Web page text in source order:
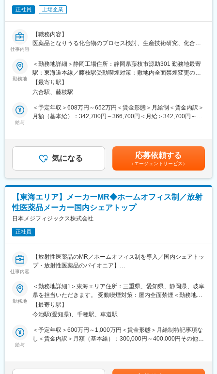
正社員 上場企業
仕事内容
【職務内容】
医薬品となりうる化合物のプロセス検討、生産技術研究、化合物
社・委託）対応、申請書作成及び市販後製品への対応をいただき
ます。
【職務内容詳細】
■化合物の合成
■合成法の立案、合成法検討（スケールアップ検討）
■技術検討計画書、報告書の作成など
・技術検討計画書、報告書の作成など
＜このような活躍ができる方を期待します＞
・医薬品候補化合物のプロセス検討・生産技術検討に向け、努
常に納期を意識して取り組める方
・社内外の関係者に対し、積極的にコミュニケーションを取れ
る方＜このような方を歓迎致します＞
・テーマリーダー（原薬部分）として研究・開発を進められた
経験がある方
・活発な対話・議論を通じて、職場を盛り上げてくださる方
・新規技術の導入や他社との連携を積極的に実施する方
【戦略・ビジョン】
最先端の製品で、『最優』の成果をつくる。世界に存在感を示す
カ・カナダにおいて共同開発された日本初外用爪白癬治療剤「ク
レナフィン」を、現在はアジアを中心に海外展開しています。
勤務地
＜勤務地詳細＞静岡工場住所：静岡県藤枝市源助301 勤務地最寄
駅：東海道本線／藤枝駅受動喫煙対策：敷地内全面禁煙変更の範
囲：会社の定める事業所
【最寄り駅】
六合駅、藤枝駅
給与
＜予定年収＞608万円～652万円＜賃金形態＞月給制＜賃金内訳＞
月額（基本給）：342,700円～366,700円＜月給＞342,700円～
実績：6ヶ月分） 賃金はあくまでも目安の金額であり、選考を通
じて上下する可能性があります。月給(月額)は固定手当を含めた表
記です。
気になる 応募依頼する
（エージェントサービス）
【東海エリア】メーカーMR◆ホームオフィス制／放射
性医薬品メーカー国内シェアトップ
日本メジフィジックス株式会社
正社員
仕事内容
【放射性医薬品のMR／ホームオフィス制を導入／国内シェアトッ
プ・放射性医薬品のパイオニア】
【はじめに】
今回は、放射性医薬品（診断薬）のMRを募集します。SPECT検
査やPET検査を中心とした核医学と呼ばれる画像診断に関わる
「放射性医薬品」の情報提供を行います。
【魅力ポイント】
■やりがい：
勤務地
＜勤務地詳細1＞東海エリア住所：三重県、愛知県、静岡県、岐阜
県を担当いただきます。 受動喫煙対策：屋内全面禁煙＜勤務地詳
細2＞名古屋支店住所：愛知県名古屋市千種区内山3丁目7番3号
（ＮＴＰプラザ千種内山5階）勤務地最寄駅：名古屋市営地下鉄東
める事業所（リモートワーク含む）
【最寄り駅】
今池駅(愛知県)、千種駅、車道駅
給与
＜予定年収＞600万円～1,000万円＜賃金形態＞月給制特記事項な
し＜賃金内訳＞月額（基本給）：300,000円～400,000円その他固